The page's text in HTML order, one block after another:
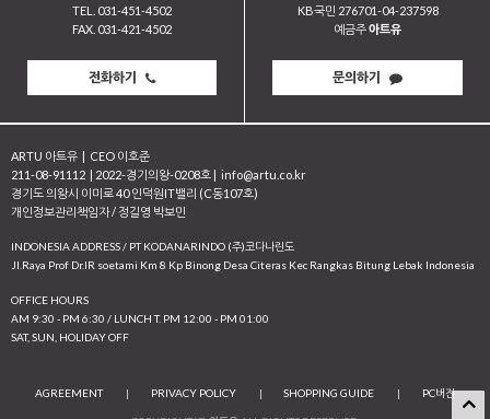
TEL. 031-451-4502
FAX. 031-421-4502
전화하기
KB국민 276701-04-237598
예금주아트유
문의하기
ARTU 아트유 | CEO 이호준
211-08-91112 | 2022-경기의왕-0208호 | info@artu.co.kr
경기도 의왕시 이미로 40 인덕원IT밸리 (C동107호)
개인정보관리책임자 / 정길영 박보민
INDONESIA ADDRESS / PT KODANARINDO (주)코다나린도
JI.Raya Prof Dr.IR soetami Km 8 Kp Binong Desa Citeras Kec Rangkas Bitung Lebak Indonesia
OFFICE HOURS
AM 9:30 - PM 6:30 / LUNCH T. PM 12:00 - PM 01:00
SAT, SUN, HOLIDAY OFF
AGREEMENT | PRIVACY POLICY | SHOPPING GUIDE | PC버전